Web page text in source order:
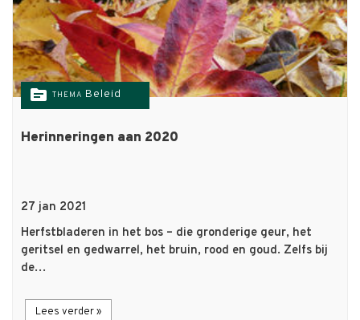
topic THEMA Beleid
Herinneringen aan 2020
27 jan 2021
Herfstbladeren in het bos – die gronderige geur, het
geritsel en gedwarrel, het bruin, rood en goud. Zelfs bij
de…
Lees verder »